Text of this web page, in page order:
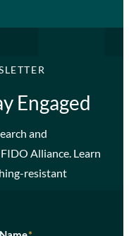
Engaged
and
Alliance. Learn
resistant